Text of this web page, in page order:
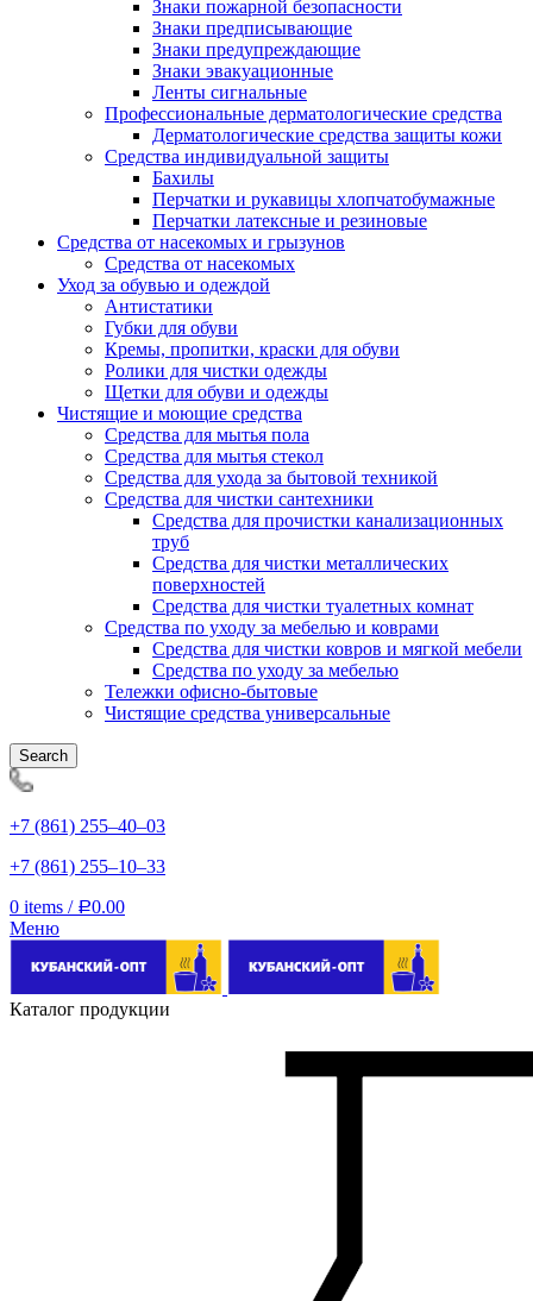
Знаки пожарной безопасности
Знаки предписывающие
Знаки предупреждающие
Знаки эвакуационные
Ленты сигнальные
Профессиональные дерматологические средства
Дерматологические средства защиты кожи
Средства индивидуальной защиты
Бахилы
Перчатки и рукавицы хлопчатобумажные
Перчатки латексные и резиновые
Средства от насекомых и грызунов
Средства от насекомых
Уход за обувью и одеждой
Антистатики
Губки для обуви
Кремы, пропитки, краски для обуви
Ролики для чистки одежды
Щетки для обуви и одежды
Чистящие и моющие средства
Средства для мытья пола
Средства для мытья стекол
Средства для ухода за бытовой техникой
Средства для чистки сантехники
Средства для прочистки канализационных
труб
Средства для чистки металлических
поверхностей
Средства для чистки туалетных комнат
Средства по уходу за мебелью и коврами
Средства для чистки ковров и мягкой мебели
Средства по уходу за мебелью
Тележки офисно-бытовые
Чистящие средства универсальные
Search
+7 (861) 255‒40‒03
+7 (861) 255‒10‒33
0 items / Р0.00
Меню
Каталог продукции